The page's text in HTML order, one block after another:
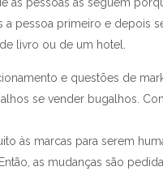
pessoa primeiro e depois
livro ou de um hotel.
e questões de
se vender bugalhos.
às marcas para serem
as mudanças são